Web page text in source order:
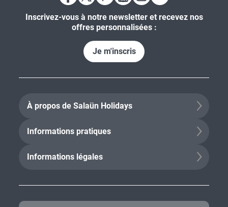
Inscrivez-vous à notre newsletter et recevez nos
offres personnalisées :
Je m'inscris
À propos de Salaün Holidays
Informations pratiques
Informations légales